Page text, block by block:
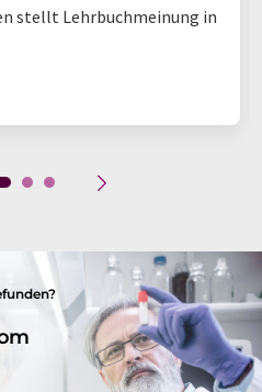
stellt Lehrbuchmeinung in